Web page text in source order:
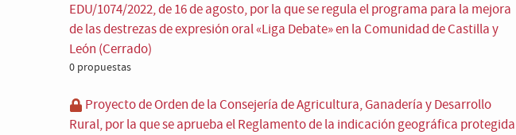
EDU/1074/2022, de 16 de agosto, por la que se regula el programa para la mejora
de las destrezas de expresión oral «Liga Debate» en la Comunidad de Castilla y
León (Cerrado)
0 propuestas
Proyecto de Orden de la Consejería de Agricultura, Ganadería y Desarrollo
Rural, por la que se aprueba el Reglamento de la indicación geográfica protegida